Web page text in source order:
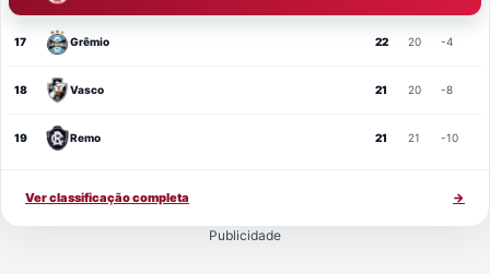
17 Grêmio 22 20 -4
18 Vasco 21 20 -8
19 Remo 21 21 -10
Ver classificação completa →
Publicidade